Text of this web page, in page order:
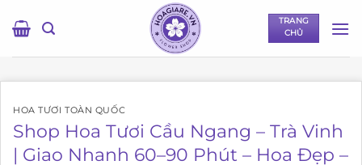
qua
TRANG
CHỦ
HOA TƯƠI TOÀN QUỐC
Shop Hoa Tươi Cầu Ngang – Trà Vinh
| Giao Nhanh 60–90 Phút – Hoa Đẹp –